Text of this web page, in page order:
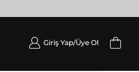
Giriş Yap/Üye Ol